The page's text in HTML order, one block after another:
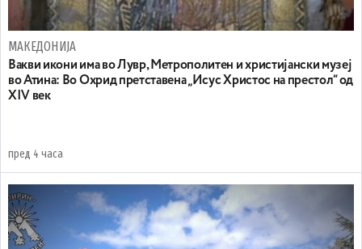
МАКЕДОНИЈА
Вакви икони има во Лувр, Метрополитен и христијански музеј
во Атина: Во Охрид претставена „Исус Христос на престол“ од
XIV век
пред 4 часа